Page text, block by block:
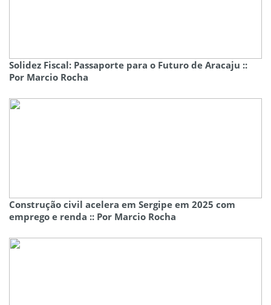
Solidez Fiscal: Passaporte para o Futuro de Aracaju ::
Por Marcio Rocha
Construção civil acelera em Sergipe em 2025 com
emprego e renda :: Por Marcio Rocha